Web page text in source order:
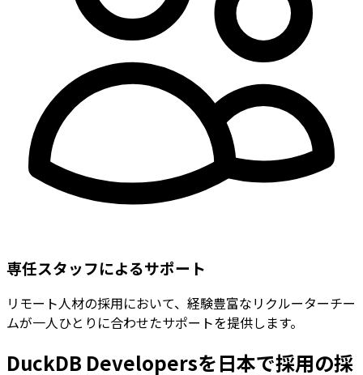
専任スタッフによるサポート
リモート人材の採用において、経験豊富なリクルーターチー
ムが一人ひとりに合わせたサポートを提供します。
DuckDB Developersを日本で採用の採